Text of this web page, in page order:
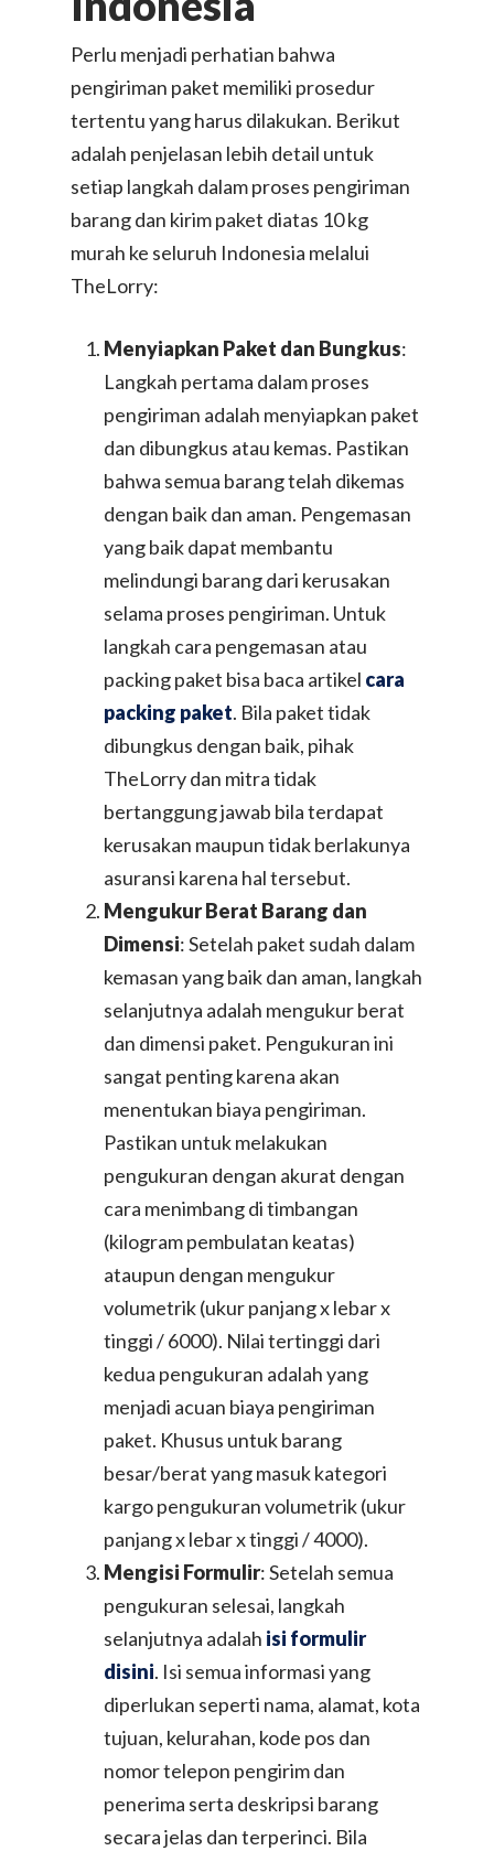
Perlu menjadi perhatian bahwa
pengiriman paket memiliki prosedur
tertentu yang harus dilakukan. Berikut
adalah penjelasan lebih detail untuk
setiap langkah dalam proses pengiriman
barang dan kirim paket diatas 10 kg
murah ke seluruh Indonesia melalui
TheLorry:
Menyiapkan Paket dan Bungkus:
Langkah pertama dalam proses
pengiriman adalah menyiapkan paket
dan dibungkus atau kemas. Pastikan
bahwa semua barang telah dikemas
dengan baik dan aman. Pengemasan
yang baik dapat membantu
melindungi barang dari kerusakan
selama proses pengiriman. Untuk
langkah cara pengemasan atau
packing paket bisa baca artikel cara
packing paket. Bila paket tidak
dibungkus dengan baik, pihak
TheLorry dan mitra tidak
bertanggung jawab bila terdapat
kerusakan maupun tidak berlakunya
asuransi karena hal tersebut.
Mengukur Berat Barang dan
Dimensi: Setelah paket sudah dalam
kemasan yang baik dan aman, langkah
selanjutnya adalah mengukur berat
dan dimensi paket. Pengukuran ini
sangat penting karena akan
menentukan biaya pengiriman.
Pastikan untuk melakukan
pengukuran dengan akurat dengan
cara menimbang di timbangan
(kilogram pembulatan keatas)
ataupun dengan mengukur
volumetrik (ukur panjang x lebar x
tinggi / 6000). Nilai tertinggi dari
kedua pengukuran adalah yang
menjadi acuan biaya pengiriman
paket. Khusus untuk barang
besar/berat yang masuk kategori
kargo pengukuran volumetrik (ukur
panjang x lebar x tinggi / 4000).
Mengisi Formulir: Setelah semua
pengukuran selesai, langkah
selanjutnya adalah isi formulir
disini. Isi semua informasi yang
diperlukan seperti nama, alamat, kota
tujuan, kelurahan, kode pos dan
nomor telepon pengirim dan
penerima serta deskripsi barang
secara jelas dan terperinci. Bila